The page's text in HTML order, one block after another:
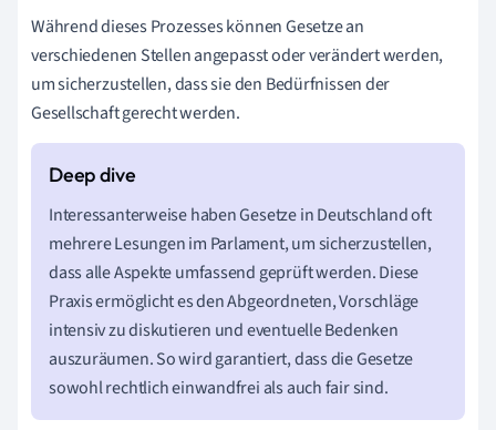
Während dieses Prozesses können Gesetze an
verschiedenen Stellen angepasst oder verändert werden,
um sicherzustellen, dass sie den Bedürfnissen der
Gesellschaft gerecht werden.
Interessanterweise haben Gesetze in Deutschland oft
mehrere Lesungen im Parlament, um sicherzustellen,
dass alle Aspekte umfassend geprüft werden. Diese
Praxis ermöglicht es den Abgeordneten, Vorschläge
intensiv zu diskutieren und eventuelle Bedenken
auszuräumen. So wird garantiert, dass die Gesetze
sowohl rechtlich einwandfrei als auch fair sind.